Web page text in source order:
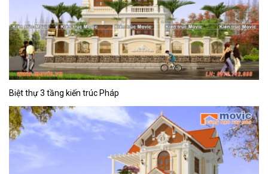
Biệt thự 3 tầng kiến trúc Pháp